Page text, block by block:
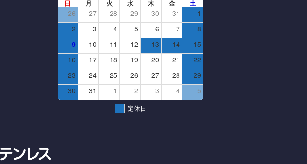
日 月 火 水 木 金 土
26 27 28 29 30 31
1
2
3 4 5 6 7
8
9
10 11 12 13 14
15
16
17 18 19 20 21
22
23
24 25 26 27 28
29
30
31 1 2 3 4 5
定休日